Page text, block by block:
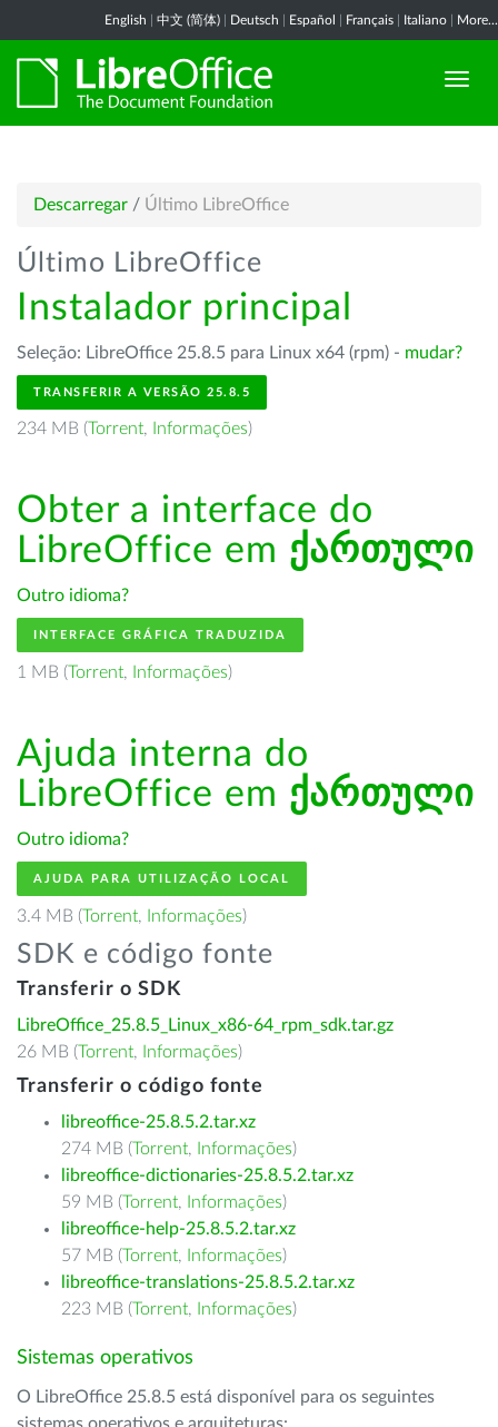
English 中文 (简体) Deutsch Español Français Italiano More...
Descarregar / Último LibreOffice
Último LibreOffice
Instalador principal
Seleção: LibreOffice 25.8.5 para Linux x64 (rpm) - mudar?
TRANSFERIR A VERSÃO 25.8.5
234 MB (Torrent, Informações)
Obter a interface do
LibreOffice em ქართული
Outro idioma?
INTERFACE GRÁFICA TRADUZIDA
1 MB (Torrent, Informações)
Ajuda interna do
LibreOffice em ქართული
Outro idioma?
AJUDA PARA UTILIZAÇÃO LOCAL
3.4 MB (Torrent, Informações)
SDK e código fonte
Transferir o SDK
LibreOffice_25.8.5_Linux_x86-64_rpm_sdk.tar.gz
26 MB (Torrent, Informações)
Transferir o código fonte
libreoffice-25.8.5.2.tar.xz
274 MB (Torrent, Informações)
libreoffice-dictionaries-25.8.5.2.tar.xz
59 MB (Torrent, Informações)
libreoffice-help-25.8.5.2.tar.xz
57 MB (Torrent, Informações)
libreoffice-translations-25.8.5.2.tar.xz
223 MB (Torrent, Informações)
Sistemas operativos
O LibreOffice 25.8.5 está disponível para os seguintes